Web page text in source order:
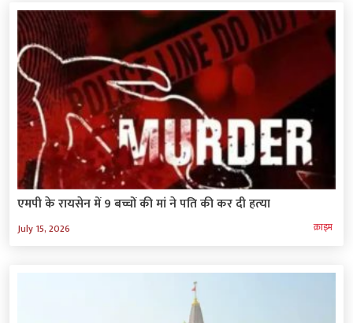
एमपी के रायसेन में 9 बच्चों की मां ने पति की कर दी हत्‍या
July 15, 2026 क्राइम